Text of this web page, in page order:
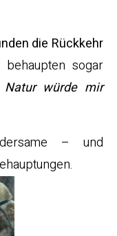
die Rückkehr
behaupten sogar
würde mir
– und